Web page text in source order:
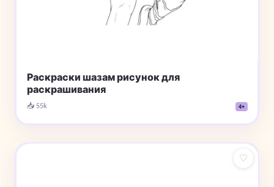
Раскраски шазам рисунок для
раскрашивания
📥 55k 4+
♡